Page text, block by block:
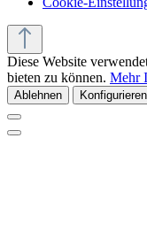
Diese Website
bieten zu können. Mehr
Ablehnen Konfigurieren